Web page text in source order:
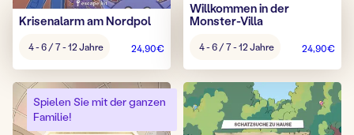
Krisenalarm am Nordpol
Spiel:
4 - 6 / 7 - 12 Jahre 24,90€
Willkommen in der
Monster-Villa
Spiel:
4 - 6 / 7 - 12 Jahre 24,90€
Spielen Sie mit der ganzen
Familie!